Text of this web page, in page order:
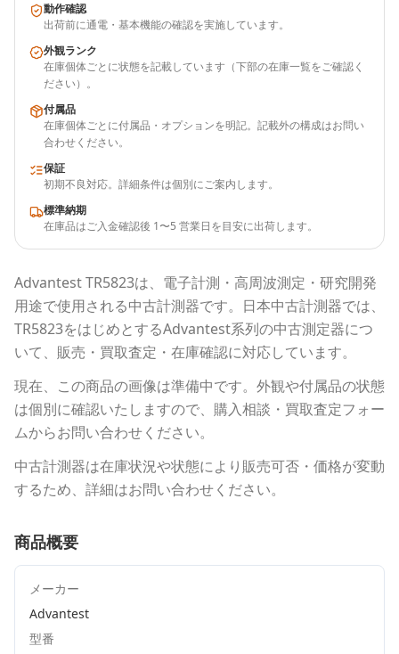
動作確認
出荷前に通電・基本機能の確認を実施しています。
外観ランク
在庫個体ごとに状態を記載しています（下部の在庫一覧をご確認く
ださい）。
付属品
在庫個体ごとに付属品・オプションを明記。記載外の構成はお問い
合わせください。
保証
初期不良対応。詳細条件は個別にご案内します。
標準納期
在庫品はご入金確認後 1〜5 営業日を目安に出荷します。
AdvantestTR5823は、電子計測・高周波測定・研究開発
用途で使用される中古計測器です。 日本中古計測器では、
TR5823をはじめとするAdvantest系列の中古測定器につ
いて、販売・買取査定・在庫確認に対応しています。
現在、この商品の画像は準備中です。外観や付属品の状態
は個別に確認いたしますので、購入相談・買取査定フォー
ムからお問い合わせください。
中古計測器は在庫状況や状態により販売可否・価格が変動
するため、詳細はお問い合わせください。
商品概要
メーカー
Advantest
型番